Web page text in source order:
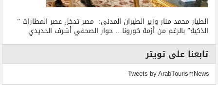
الطيار محمد منار وزير الطيران المدنى: مصر تدخل عصر المطارات ”
الذكية” بالرغم من أزمة كورونا… حوار الصحفي أشرف الحديدي
تابعنا على تويتر
Tweets by ArabTourismNews